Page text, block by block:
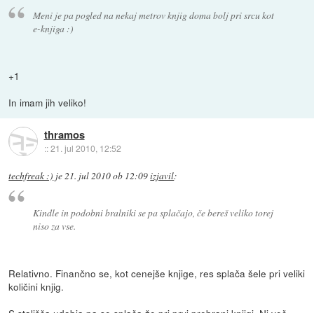
Meni je pa pogled na nekaj metrov knjig doma bolj pri srcu kot
e-knjiga :)
+1
In imam jih veliko!
thramos
::21. jul 2010, 12:52
techfreak :) je21. jul 2010 ob 12:09izjavil:
Kindle in podobni bralniki se pa splačajo, če bereš veliko torej
niso za vse.
Relativno. Finančno se, kot cenejše knjige, res splača šele pri veliki
količini knjig.